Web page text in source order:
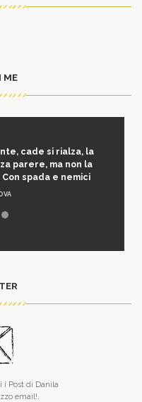
ME
cade si rialza, la
parere, ma non la
spada e nemici
i Post di Danila
email!.